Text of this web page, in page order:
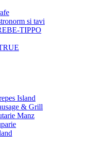
si tavi
TIPPO
Island
& Grill
Manz